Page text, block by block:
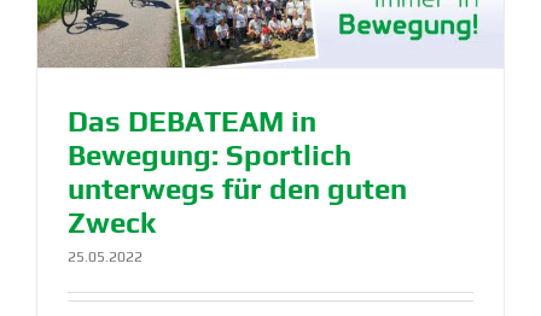
Das DEBATEAM in
Bewegung: Sportlich
unterwegs für den guten
Zweck
25.05.2022